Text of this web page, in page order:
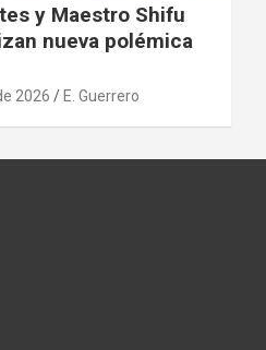
y Maestro Shifu
nueva polémica
2026 E. Guerrero